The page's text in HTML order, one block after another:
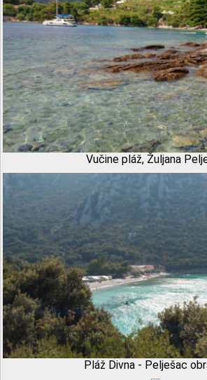
Vučine pláž, Žuljana
Pláž Divna - Pelješac